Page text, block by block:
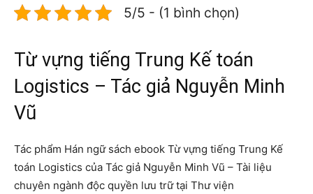
5/5 - (1 bình chọn)
Từ vựng tiếng Trung Kế toán
Logistics – Tác giả Nguyễn Minh
Vũ
Tác phẩm Hán ngữ sách ebook Từ vựng tiếng Trung Kế
toán Logistics của Tác giả Nguyễn Minh Vũ – Tài liệu
chuyên ngành độc quyền lưu trữ tại Thư viện